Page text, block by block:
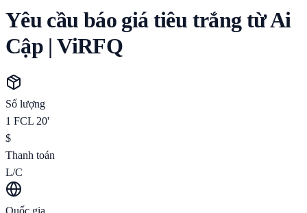
Yêu cầu báo giá tiêu trắng từ Ai
Cập | ViRFQ
Số lượng
1 FCL 20'
$
Thanh toán
L/C
Quốc gia